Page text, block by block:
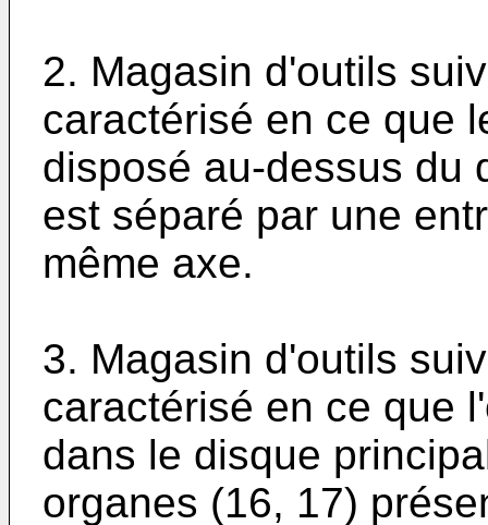
2. Magasin d'outils
caractérisé en ce que
disposé au-dessus du
est séparé par une
même axe.
3. Magasin d'outils
caractérisé en ce que
dans le disque
organes (16, 17)